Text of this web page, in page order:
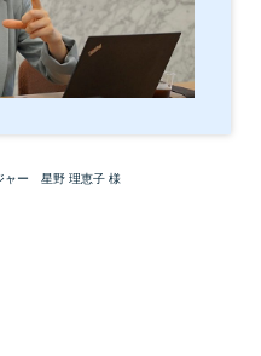
ャー 星野 理恵子 様